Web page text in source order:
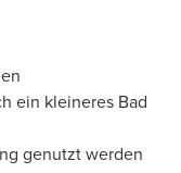
ein kleineres Bad
genutzt werden